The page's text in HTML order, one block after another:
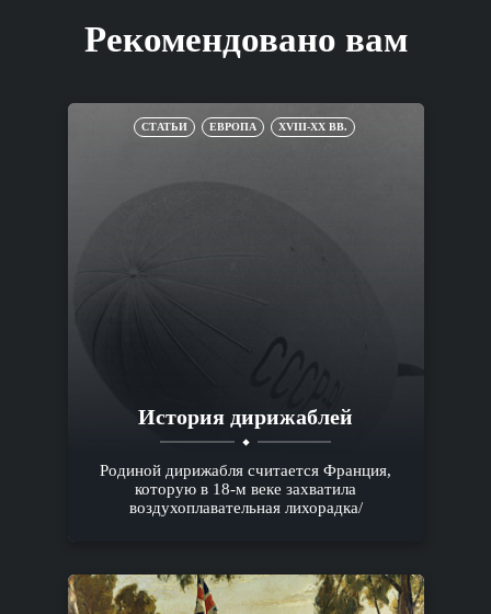
Рекомендовано вам
СТАТЬИ ЕВРОПА XVIII-XX ВВ.
История дирижаблей
Родиной дирижабля считается Франция,
которую в 18-м веке захватила
воздухоплавательная лихорадка/